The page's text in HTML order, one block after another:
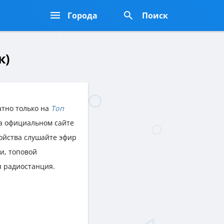
Города Поиск
только на Топ
официальном сайте
слушайте эфир
топовой